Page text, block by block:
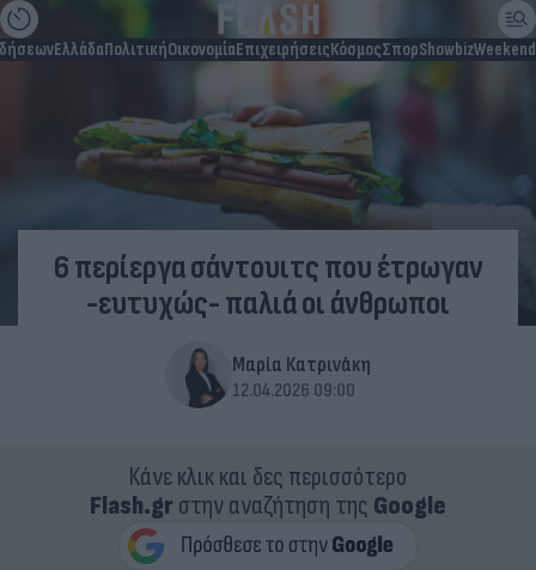
ΕλλάδαΠολιτικήΟικονομίαΕπιχειρήσειςΚόσμοςΣπορShowbizWeekend
6 περίεργα σάντουιτς που έτρωγαν
-ευτυχώς- παλιά οι άνθρωποι
Μαρία Κατρινάκη
12.04.2026 09:00
Κάνε κλικ και δες περισσότερο
Flash.grστην αναζήτηση της Google